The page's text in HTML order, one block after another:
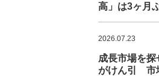
高」は3ヶ月
2026.07.23
成長市場を
がけん引 市